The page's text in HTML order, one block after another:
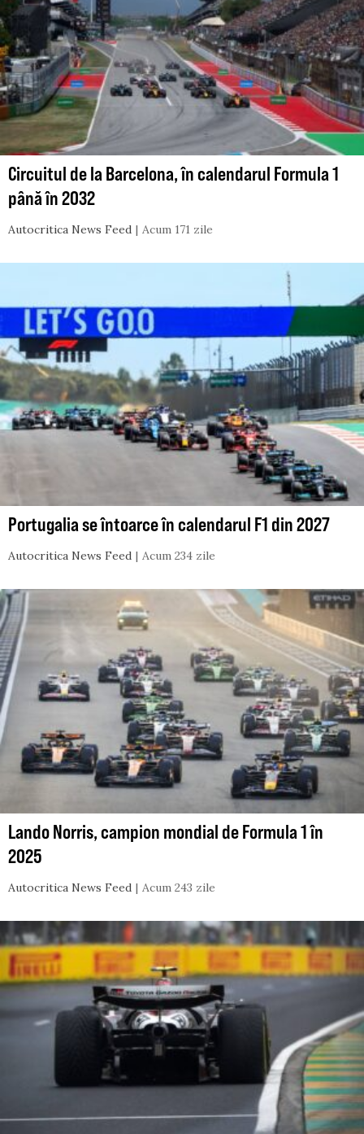
Circuitul de la Barcelona, în calendarul Formula 1
până în 2032
Autocritica News Feed Acum 171 zile
Portugalia se întoarce în calendarul F1 din 2027
Autocritica News Feed Acum 234 zile
Lando Norris, campion mondial de Formula 1 în
2025
Autocritica News Feed Acum 243 zile